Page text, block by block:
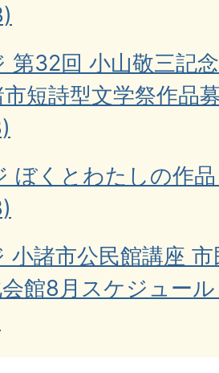
第32回 小山敬三記
市短詩型文学祭作品
ぼくとわたしの作
小諸市公民館講座
館8月スケジュー